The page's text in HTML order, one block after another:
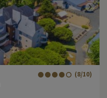
(8/10)